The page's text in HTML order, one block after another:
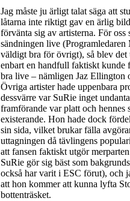
Jag måste ju ärligt talat säga att
låtarna inte riktigt gav en ärlig
förvänta sig av artisterna. För oss
sändningen live (Programledaren
väldigt bra för övrigt), så blev det
enbart en handfull faktiskt kunde
bra live – nämligen Jaz Ellington
Övriga artister hade uppenbara
dessvärre var SuRie inget
framförande var platt och hennes
existerande. Hon hade dock
sin sida, vilket brukar fälla
uttagningen då tävlingens
att fansen faktiskt utgör
SuRie gör sig bäst som
också har varit i ESC förut), och
att hon kommer att kunna lyfta
bottenträsket.